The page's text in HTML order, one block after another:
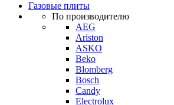
Газовые плиты
По производителю
AEG
Ariston
ASKO
Beko
Blomberg
Bosch
Candy
Electrolux